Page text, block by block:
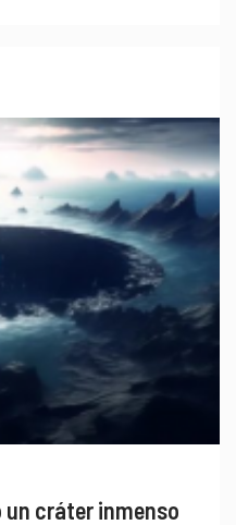
cráter inmenso